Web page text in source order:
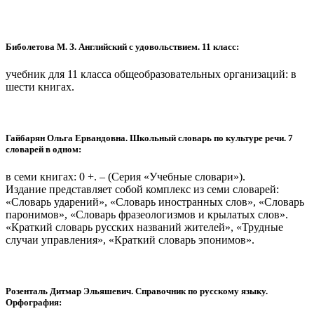
Биболетова М. З. Английский с удовольствием. 11 класс:
учебник для 11 класса общеобразовательных организаций: в
шести книгах.
Гайбарян Ольга Ервандовна. Школьный словарь по культуре речи. 7
словарей в одном:
в семи книгах: 0 +. – (Серия «Учебные словари»).
Издание представляет собой комплекс из семи словарей:
«Словарь ударений», «Словарь иностранных слов», «Словарь
паронимов», «Словарь фразеологизмов и крылатых слов».
«Краткий словарь русских названий жителей», «Трудные
случаи управления», «Краткий словарь эпонимов».
Розенталь Дитмар Эльяшевич. Справочник по русскому языку.
Орфография: